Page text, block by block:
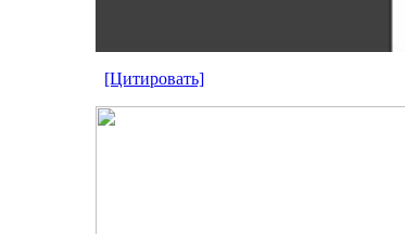
[Цитировать]